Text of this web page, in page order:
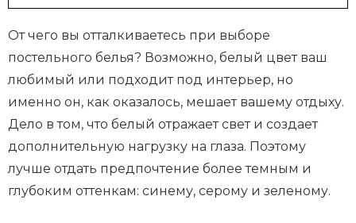
От чего вы отталкиваетесь при выборе
постельного белья? Возможно, белый цвет ваш
любимый или подходит под интерьер, но
именно он, как оказалось, мешает вашему отдыху.
Дело в том, что белый отражает свет и создает
дополнительную нагрузку на глаза. Поэтому
лучше отдать предпочтение более темным и
глубоким оттенкам: синему, серому и зеленому.